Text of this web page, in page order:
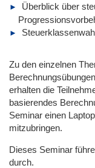
Überblick über
Zu den einzelnen
erhalten die
basierendes
Seminar einen
mitzubringen.
Dieses Seminar
durch.